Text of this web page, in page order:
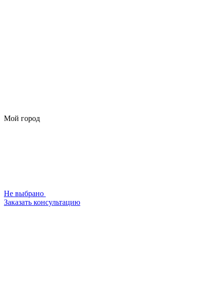
Мой город
Не выбрано
Заказать консультацию